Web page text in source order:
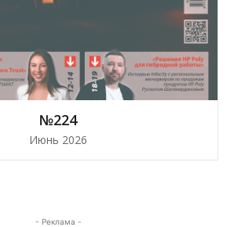
№224
Июнь 2026
- Реклама -